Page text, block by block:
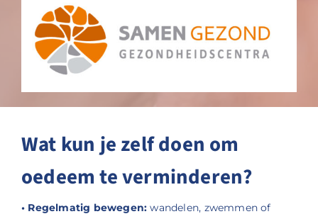
Wat kun je zelf doen om
oedeem te verminderen?
• Regelmatig bewegen: wandelen, zwemmen of